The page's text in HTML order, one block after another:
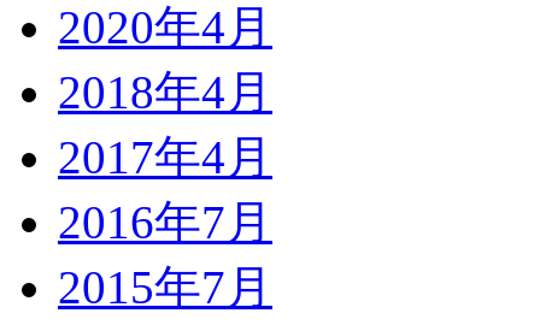
2020年4月
2018年4月
2017年4月
2016年7月
2015年7月